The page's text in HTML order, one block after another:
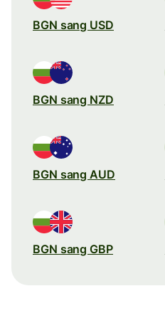
BGN sang USD
BGN sang NZD
BGN sang AUD
BGN sang GBP